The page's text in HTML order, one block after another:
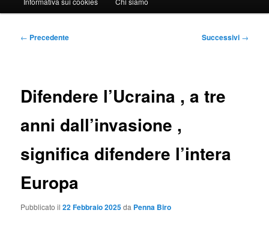
Navigazione
← Precedente Successivi →
Difendere l’Ucraina , a tre
anni dall’invasione ,
significa difendere l’intera
Europa
Pubblicato il22 Febbraio 2025da Penna Biro